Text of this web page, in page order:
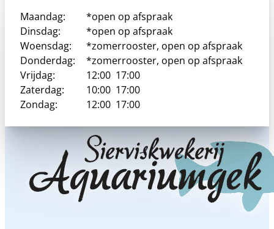
Maandag:
*open op afspraak
Dinsdag:
*open op afspraak
Woensdag:
*zomerrooster, open op afspraak
Donderdag:
*zomerrooster, open op afspraak
Vrijdag:
12:00 17:00
Zaterdag:
10:00 17:00
Zondag:
12:00 17:00